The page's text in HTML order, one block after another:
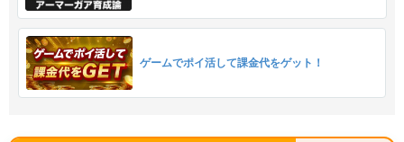
ゲームでポイ活して課金代をゲット！